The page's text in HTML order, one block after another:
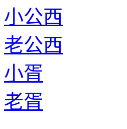
小公西
老公西
小胥
老胥